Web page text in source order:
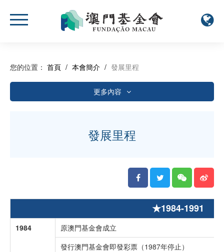
您的位置： 首頁 / 本會簡介 / 發展里程
更多內容
發展里程
★1984-1991
1984
原澳門基金會成立
發行澳門基金會即發彩票（1987年停止）